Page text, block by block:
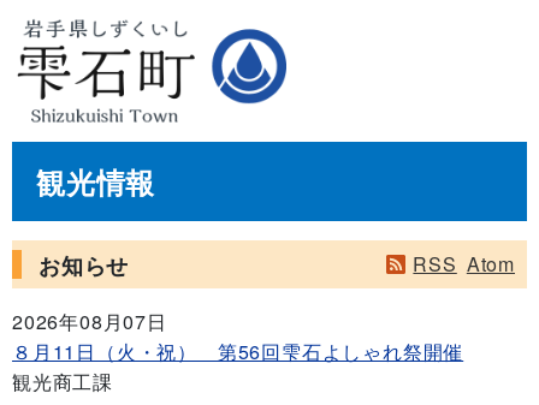
観光情報
お知らせ RSS Atom
2026年08月07日
８月11日（火・祝） 第56回雫石よしゃれ祭開催
観光商工課